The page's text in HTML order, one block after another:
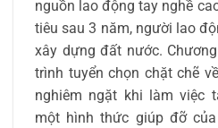
nguồn lao động tay nghề
tiêu sau 3 năm, người lao
xây dựng đất nước.
trình tuyển chọn chặt chẽ
nghiêm ngặt khi làm việc
một hình thức giúp đỡ